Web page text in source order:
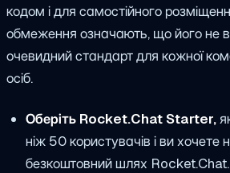
кодом і для самостійного
обмеження означають, що його не
очевидний стандарт для кожної
осіб.
Оберіть Rocket.Chat Starter,
ніж 50 користувачів і ви хочете
безкоштовний шлях Rocket.Chat.